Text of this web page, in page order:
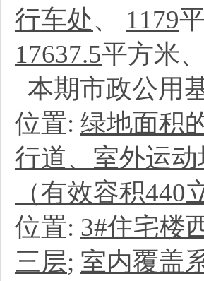
行车处、 1179
17637.5平方米
本期市政公用
位置: 绿地面积
行道、室外运
（有效容积440
位置: 3#住宅楼
三层; 室内覆盖